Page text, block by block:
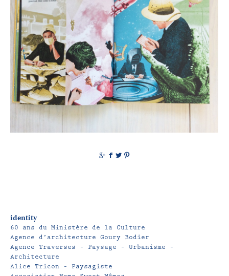
g f t p
identity
60 ans du Ministère de la Culture
Agence d’architecture Goury Bodier
Agence Traverses – Paysage – Urbanisme –
Architecture
Alice Tricon – Paysagiste